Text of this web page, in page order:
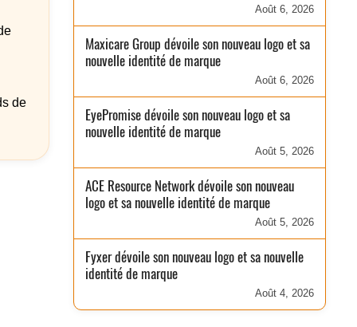
de
Août 6, 2026
Maxicare Group dévoile son nouveau logo et sa
nouvelle identité de marque
Août 6, 2026
EyePromise dévoile son nouveau logo et sa
nouvelle identité de marque
Août 5, 2026
ACE Resource Network dévoile son nouveau
logo et sa nouvelle identité de marque
Août 5, 2026
Fyxer dévoile son nouveau logo et sa nouvelle
identité de marque
Août 4, 2026